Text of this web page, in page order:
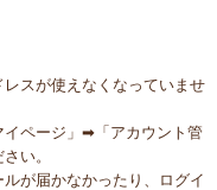
スが使えなくなっていませ
ページ」➡「アカウント管
い。
が届かなかったり、ログイ